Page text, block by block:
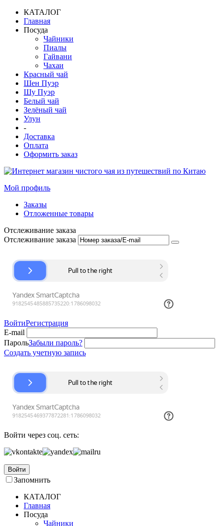
КАТАЛОГ
Главная
Посуда
Чайники
Пиалы
Гайвани
Чахаи
Красный чай
Шен Пуэр
Шу Пуэр
Белый чай
Зелёный чай
Улун
-
Доставка
Оплата
Оформить заказ
Мой профиль
Заказы
Отложенные товары
Отслеживание заказа
Отслеживание заказа
ВойтиРегистрация
E-mail
ПарольЗабыли пароль?
Создать учетную запись
Войти через соц. сеть:
Войти
Запомнить
КАТАЛОГ
Главная
Посуда
Чайники